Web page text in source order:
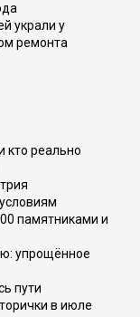
украли у
ремонта
кто реально
памятниками и
упрощённое
пути
в июле